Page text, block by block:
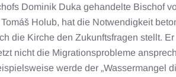
Dominik Duka gehandelte Bischof
Holub, hat die Notwendigkeit
die Kirche den Zukunftsfragen stellt. Er
nicht die Migrationsprobleme
werde der „Wassermangel